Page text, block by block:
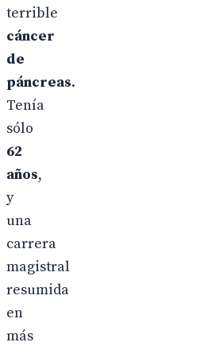
terrible
cáncer
de
páncreas.
Tenía
sólo
62
años,
y
una
carrera
magistral
resumida
en
más